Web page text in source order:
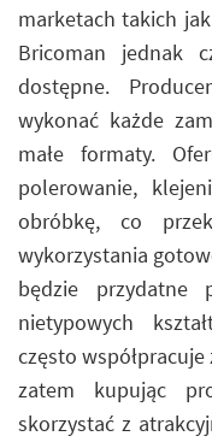
marketach takich
Bricoman jednak
dostępne.
wykonać każde
małe formaty.
polerowanie,
obróbkę, co
wykorzystania
będzie przydatne
nietypowych
często
zatem kupując
skorzystać z